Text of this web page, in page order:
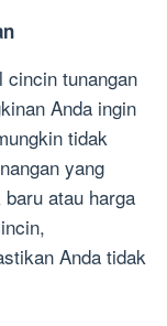
cincin tunangan
Anda ingin
tidak
yang
atau harga
Anda tidak